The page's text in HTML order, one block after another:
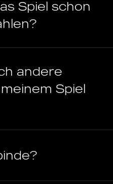
Spiel schon
andere
Spiel